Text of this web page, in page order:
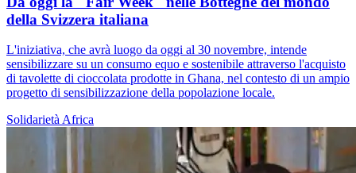
della Svizzera italiana
L'iniziativa, che avrà luogo da oggi al 30 novembre, intende
sensibilizzare su un consumo equo e sostenibile attraverso l'acquisto
di tavolette di cioccolata prodotte in Ghana, nel contesto di un ampio
progetto di sensibilizzazione della popolazione locale.
SolidarietàAfrica